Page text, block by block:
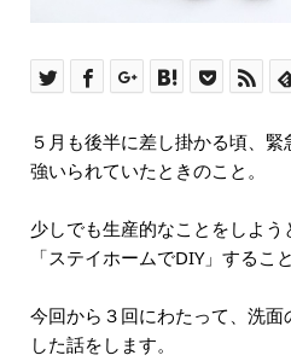
５月も後半に差し掛かる頃、
強いられていたときのこと。
少しでも生産的なことをしよ
「ステイホームでDIY」するこ
今回から３回にわたって、洗
した話をします。